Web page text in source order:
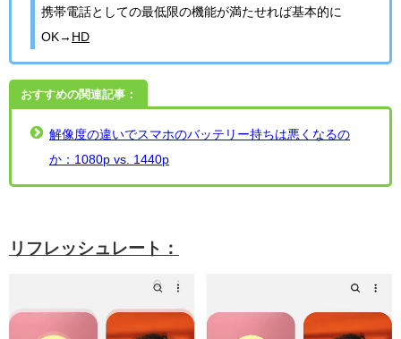
携帯電話としての最低限の機能が満たせれば基本的に
OK→ HD
おすすめの関連記事：
解像度の違いでスマホのバッテリー持ちは悪くなるの
か：1080p vs. 1440p
リフレッシュレート：